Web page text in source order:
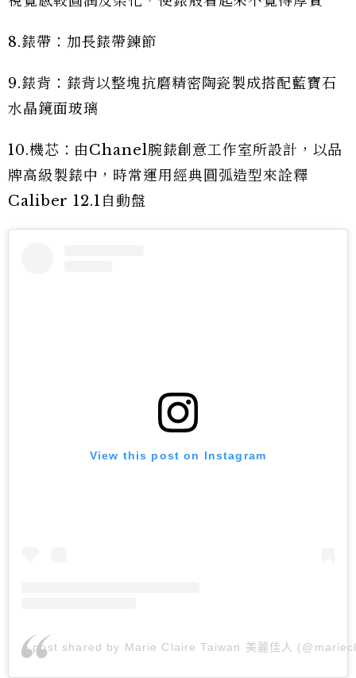
8.錶帶：加長錶帶鍊節
9.錶背：錶背以整塊抗磨精密陶瓷製成搭配藍寶石
水晶鏡面玻璃
10.機芯：由Chanel腕錶創意工作室所設計，以品
牌高級製錶中，時常運用經典圓弧造型來詮釋
Caliber 12.1自動盤
View this post on Instagram
A post shared by Marie Claire Taiwan 美麗佳人